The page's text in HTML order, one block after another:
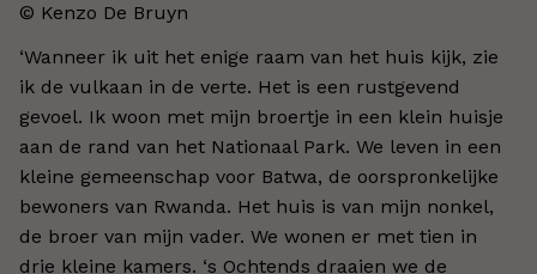
© Kenzo De Bruyn
‘Wanneer ik uit het enige raam van het huis kijk, zie
ik de vulkaan in de verte. Het is een rustgevend
gevoel. Ik woon met mijn broertje in een klein huisje
aan de rand van het Nationaal Park. We leven in een
kleine gemeenschap voor Batwa, de oorspronkelijke
bewoners van Rwanda. Het huis is van mijn nonkel,
de broer van mijn vader. We wonen er met tien in
drie kleine kamers. ‘s Ochtends draaien we de